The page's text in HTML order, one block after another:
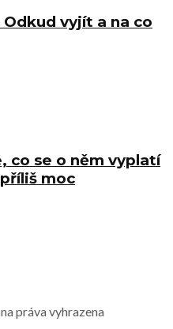
vyjít a na co
co se o něm vyplatí
moc
práva vyhrazena